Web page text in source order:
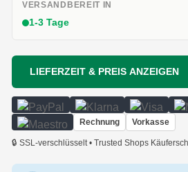
VERSANDBEREIT IN
1-3 Tage
LIEFERZEIT & PREIS ANZEIGEN
Rechnung Vorkasse
🔒 SSL-verschlüsselt • Trusted Shops